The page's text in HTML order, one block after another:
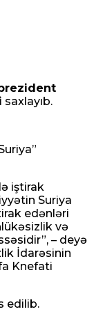
saxlayıb.
iştirak
Suriya
edənləri
və
– deyə
İdarəsinin
Knefati
edilib.